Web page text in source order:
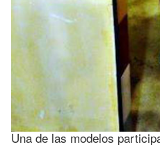
Una de las modelos